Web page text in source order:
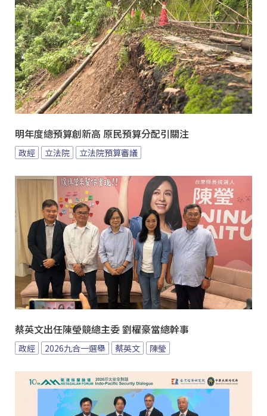
明年度總預算創新高 原民預算分配引關注
政經 立法院 立法院預算審議
蔡英文出任陳瑩競總主委 劉櫂豪當總幹事
政經 2026九合一選舉 蔡英文 陳瑩